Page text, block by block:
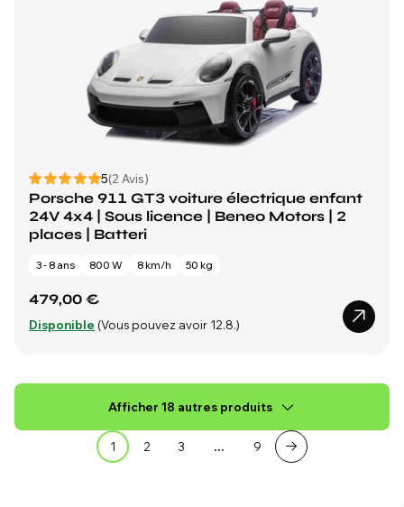
5(2 Avis)
Porsche 911 GT3 voiture électrique enfant
24V 4x4 | Sous licence | Beneo Motors | 2
places | Batteri
3 - 8 ans 800 W 8 km/h 50 kg
479,00 €
Disponible (Vous pouvez avoir 12.8.)
Afficher 18 autres produits
1 2 3 … 9